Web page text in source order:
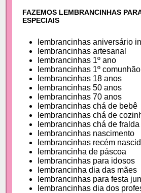
FAZEMOS LEMBRANCINHAS
ESPECIAIS
lembrancinhas aniversário
lembrancinhas artesanal
lembrancinhas 1º ano
lembrancinhas 1º comunhão
lembrancinhas 18 anos
lembrancinhas 50 anos
lembrancinhas 70 anos
lembrancinhas chá de bebê
lembrancinhas chá de
lembrancinhas chá de fralda
lembrancinhas nascimento
lembrancinhas recém
lembrancinha de páscoa
lembrancinhas para idosos
lembrancinha dia das mães
lembrancinhas para festa
lembrancinhas dia dos